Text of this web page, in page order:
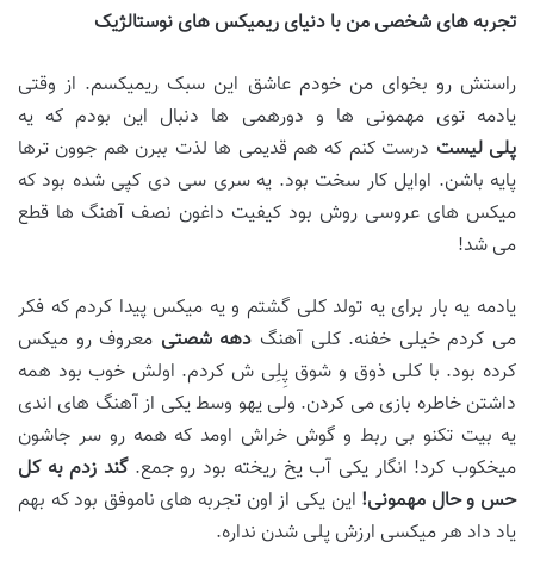
تجربه های شخصی من با دنیای ریمیکس های نوستالژیک
راستش رو بخوای من خودم عاشق این سبک ریمیکسم. از وقتی
یادمه توی مهمونی ها و دورهمی ها دنبال این بودم که یه
پلی لیست درست کنم که هم قدیمی ها لذت ببرن هم جوون ترها
پایه باشن. اوایل کار سخت بود. یه سری سی دی کپی شده بود که
میکس های عروسی روش بود کیفیت داغون نصف آهنگ ها قطع
می شد!
یادمه یه بار برای یه تولد کلی گشتم و یه میکس پیدا کردم که فکر
می کردم خیلی خفنه. کلی آهنگ دهه شصتی معروف رو میکس
کرده بود. با کلی ذوق و شوق پِلِی ش کردم. اولش خوب بود همه
داشتن خاطره بازی می کردن. ولی یهو وسط یکی از آهنگ های اندی
یه بیت تکنو بی ربط و گوش خراش اومد که همه رو سر جاشون
میخکوب کرد! انگار یکی آب یخ ریخته بود رو جمع.گند زدم به کل
حس و حال مهمونی! این یکی از اون تجربه های ناموفق بود که بهم
یاد داد هر میکسی ارزش پلی شدن نداره.